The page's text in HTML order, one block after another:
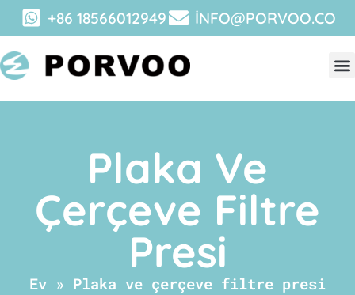
+86 18566012949 INFO@PORVOO.CO
Plaka Ve
Çerçeve Filtre
Presi
Ev » Plaka ve çerçeve filtre presi